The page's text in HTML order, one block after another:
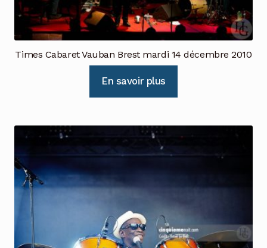
Times Cabaret Vauban Brest mardi 14 décembre 2010
En savoir plus